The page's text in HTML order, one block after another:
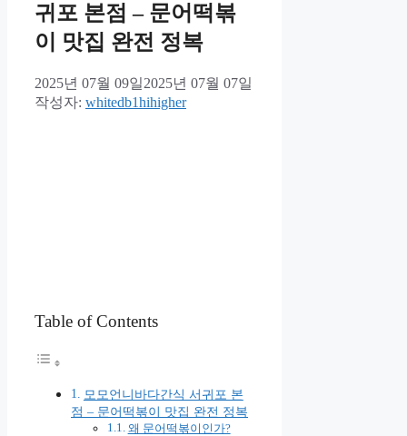
귀포 본점 – 문어떡볶
이 맛집 완전 정복
2025년 07월 09일2025년 07월 07일
작성자: whitedb1hihigher
Table of Contents
모모언니바다간식 서귀포 본
점 – 문어떡볶이 맛집 완전 정복
왜 문어떡볶이인가?